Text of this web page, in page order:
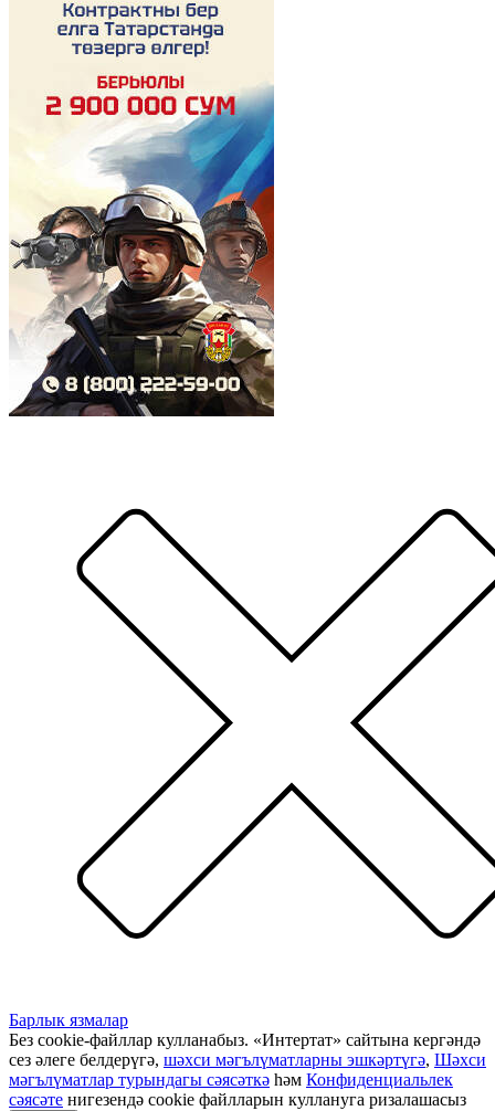
Барлык язмалар
Без cookie-файллар кулланабыз. «Интертат» сайтына кергәндә
сез әлеге белдерүгә, шәхси мәгълүматларны эшкәртүгә, Шәхси
мәгълүматлар турындагы сәясәткә һәм Конфиденциальлек
сәясәте нигезендә cookie файлларын куллануга ризалашасыз